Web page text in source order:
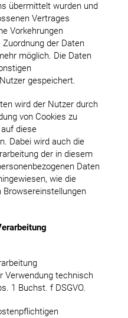
übermittelt wurden und
Vertrages
Vorkehrungen
der Daten
möglich. Die Daten
gespeichert.
wird der Nutzer durch
von Cookies zu
diese
Dabei wird auch die
der in diesem
Daten
wie die
Browsereinstellungen
Verwendung technisch
1 Buchst. f DSGVO.